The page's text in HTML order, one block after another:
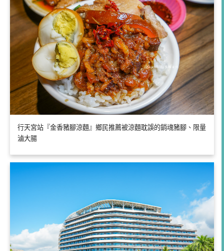
行天宮站『金香豬腳涼麵』鄉民推薦被涼麵耽誤的銷魂豬腳、限量
滷大腸